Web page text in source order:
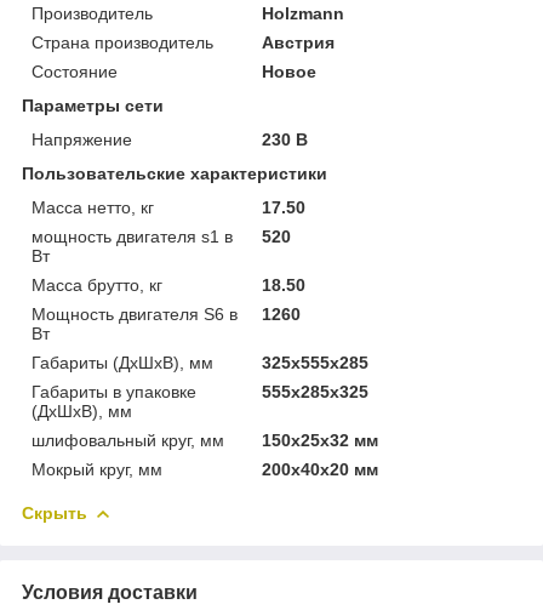
Производитель
Holzmann
Страна производитель
Австрия
Состояние
Новое
Параметры сети
Напряжение
230 В
Пользовательские характеристики
Масса нетто, кг
17.50
мощность двигателя s1 в
Вт
520
Масса брутто, кг
18.50
Мощность двигателя S6 в
Вт
1260
Габариты (ДхШхВ), мм
325x555x285
Габариты в упаковке
(ДхШхВ), мм
555х285х325
шлифовальный круг, мм
150x25x32 мм
Мокрый круг, мм
200x40x20 мм
Скрыть
Условия доставки